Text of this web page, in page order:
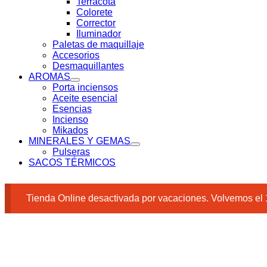
Colorete
Corrector
Iluminador
Paletas de maquillaje
Accesorios
Desmaquillantes
AROMAS
Porta inciensos
Aceite esencial
Esencias
Incienso
Mikados
MINERALES Y GEMAS
Pulseras
SACOS TÉRMICOS
Tienda Online desactivada por vacaciones. Volvemos el